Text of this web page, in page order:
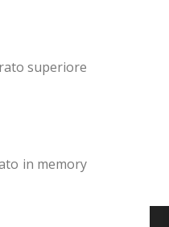
superiore
in memory